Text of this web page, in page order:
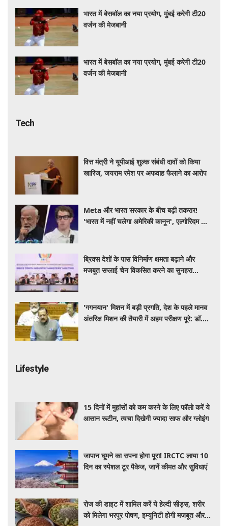
भारत में बेसबॉल का नया प्रयोग, मुंबई करेगी टी20
वर्जन की मेजबानी
भारत में बेसबॉल का नया प्रयोग, मुंबई करेगी टी20
वर्जन की मेजबानी
Tech
वित्त मंत्री ने यूपीआई शुल्क संबंधी दावों को किया
खारिज, जयराम रमेश पर अफवाह फैलाने का आरोप
Meta और भारत सरकार के बीच बढ़ी तकरार!
'भारत में नहीं चलेगा अमेरिकी कानून', एल्गोरिदम को
ब्रिक्स देशों के पास विनिर्माण क्षमता बढ़ाने और
मजबूत सप्लाई चेन विकसित करने का सुनहरा
'गगनयान' मिशन में बड़ी प्रगति, देश के पहले मानव
अंतरिक्ष मिशन की तैयारी में अहम परीक्षण पूरे: डॉ.
Lifestyle
15 दिनों में मुहांसों को कम करने के लिए फॉलो करें ये
आसान रूटीन, त्वचा दिखेगी ज्यादा साफ और ग्लोइंग
जापान घूमने का सपना होगा पूरा! IRCTC लाया 10
दिन का स्पेशल टूर पैकेज, जानें कीमत और सुविधाएं
रोज की डाइट में शामिल करें ये हेल्दी सीड्स, शरीर
को मिलेगा भरपूर पोषण, इम्यूनिटी होगी मजबूत और